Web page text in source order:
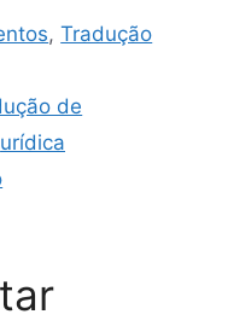
,Tradução
de